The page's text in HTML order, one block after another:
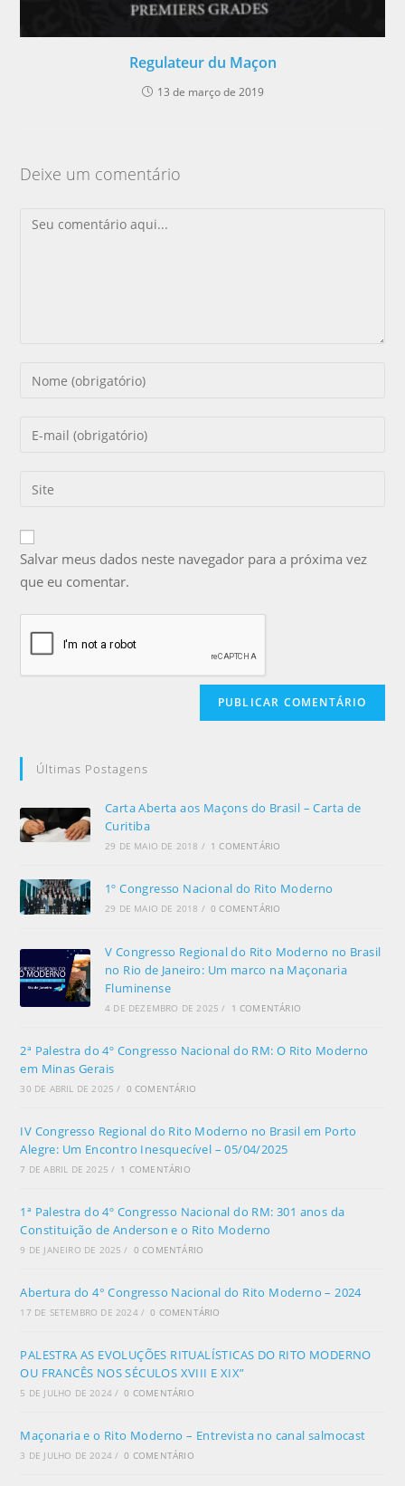
Regulateur du Maçon
13 de março de 2019
Deixe um comentário
Salvar meus dados neste navegador para a próxima vez
que eu comentar.
Últimas Postagens
Carta Aberta aos Maçons do Brasil – Carta de
Curitiba
29 DE MAIO DE 2018 / 1 COMENTÁRIO
1º Congresso Nacional do Rito Moderno
29 DE MAIO DE 2018 / 0 COMENTÁRIO
V Congresso Regional do Rito Moderno no Brasil
no Rio de Janeiro: Um marco na Maçonaria
Fluminense
4 DE DEZEMBRO DE 2025 / 1 COMENTÁRIO
2ª Palestra do 4º Congresso Nacional do RM: O Rito Moderno
em Minas Gerais
30 DE ABRIL DE 2025 / 0 COMENTÁRIO
IV Congresso Regional do Rito Moderno no Brasil em Porto
Alegre: Um Encontro Inesquecível – 05/04/2025
7 DE ABRIL DE 2025 / 1 COMENTÁRIO
1ª Palestra do 4º Congresso Nacional do RM: 301 anos da
Constituição de Anderson e o Rito Moderno
9 DE JANEIRO DE 2025 / 0 COMENTÁRIO
Abertura do 4° Congresso Nacional do Rito Moderno – 2024
17 DE SETEMBRO DE 2024 / 0 COMENTÁRIO
PALESTRA AS EVOLUÇÕES RITUALÍSTICAS DO RITO MODERNO
OU FRANCÊS NOS SÉCULOS XVIII E XIX”
5 DE JULHO DE 2024 / 0 COMENTÁRIO
Maçonaria e o Rito Moderno – Entrevista no canal salmocast
3 DE JULHO DE 2024 / 0 COMENTÁRIO